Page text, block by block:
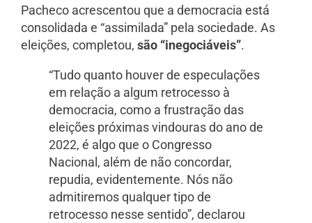
Pacheco acrescentou que a democracia está
consolidada e “assimilada” pela sociedade. As
eleições, completou, são “inegociáveis”.
“Tudo quanto houver de especulações
em relação a algum retrocesso à
democracia, como a frustração das
eleições próximas vindouras do ano de
2022, é algo que o Congresso
Nacional, além de não concordar,
repudia, evidentemente. Nós não
admitiremos qualquer tipo de
retrocesso nesse sentido”, declarou